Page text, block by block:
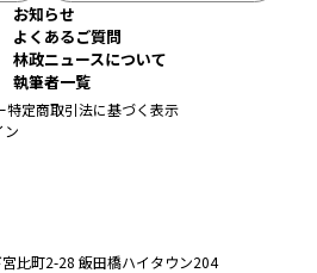
比町2-28 飯田橋ハイタウン204
お知らせ
よくあるご質問
林政ニュースについて
執筆者一覧
特定商取引法に基づく表示
ン